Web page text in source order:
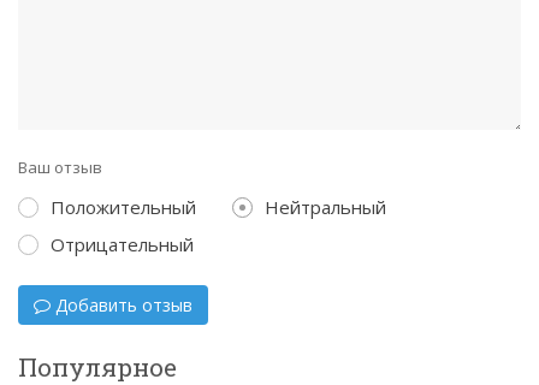
Ваш отзыв
Положительный
Нейтральный
Отрицательный
Добавить отзыв
Популярное